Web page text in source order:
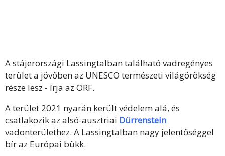
A stájerországi Lassingtalban található vadregényes
terület a jövőben az UNESCO természeti világörökség
része lesz - írja az ORF.
A terület 2021 nyarán került védelem alá, és
csatlakozik az alsó-ausztriai Dürrenstein
vadonterülethez. A Lassingtalban nagy jelentőséggel
bír az Európai bükk.